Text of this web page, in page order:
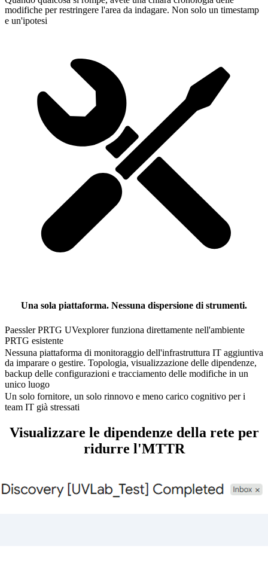
modifiche per restringere l'area da indagare. Non solo un timestamp
e un'ipotesi
Una sola piattaforma. Nessuna dispersione di strumenti.
Paessler PRTG UVexplorer funziona direttamente nell'ambiente
PRTG esistente
Nessuna piattaforma di monitoraggio dell'infrastruttura IT aggiuntiva
da imparare o gestire. Topologia, visualizzazione delle dipendenze,
backup delle configurazioni e tracciamento delle modifiche in un
unico luogo
Un solo fornitore, un solo rinnovo e meno carico cognitivo per i
team IT già stressati
Visualizzare le dipendenze della rete per
ridurre l'MTTR